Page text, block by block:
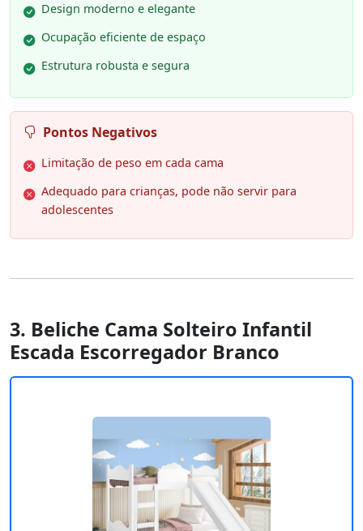
Design moderno e elegante
Ocupação eficiente de espaço
Estrutura robusta e segura
Pontos Negativos
Limitação de peso em cada cama
Adequado para crianças, pode não servir para
adolescentes
3. Beliche Cama Solteiro Infantil
Escada Escorregador Branco